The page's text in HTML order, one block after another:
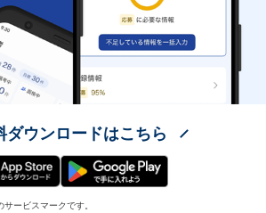
ダウンロードはこちら
ービスマークです。